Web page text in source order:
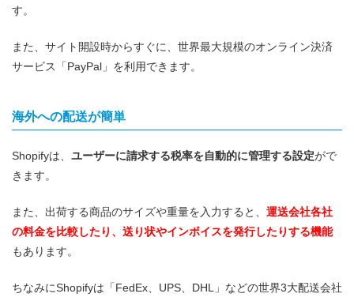
す。
また、サイト開設時からすぐに、世界最大規模のオンライン決済
サービス「PayPal」を利用できます。
海外への配送が簡単
Shopifyは、 ユーザーに請求する税率を自動的に管理する設定がで
きます。
また、出荷する商品のサイズや重量を入力すると、 運送会社各社
の料金を比較したり、送り状やインボイスを発行したりする機能
もあります。
ちなみにShopifyは「FedEx、UPS、DHL」などの世界3大配送会社